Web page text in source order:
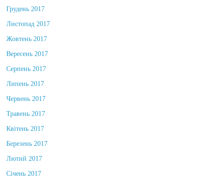
Грудень 2017
Листопад 2017
Жовтень 2017
Вересень 2017
Серпень 2017
Липень 2017
Червень 2017
Травень 2017
Квітень 2017
Березень 2017
Лютий 2017
Січень 2017